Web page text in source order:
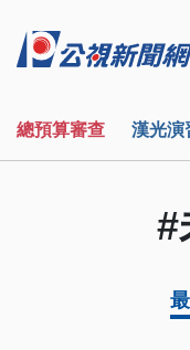
總預算審查 漢光演
#